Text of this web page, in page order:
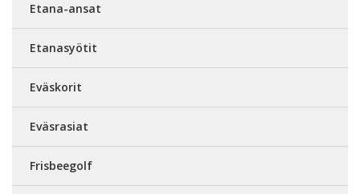
Etana-ansat
Etanasyötit
Eväskorit
Eväsrasiat
Frisbeegolf